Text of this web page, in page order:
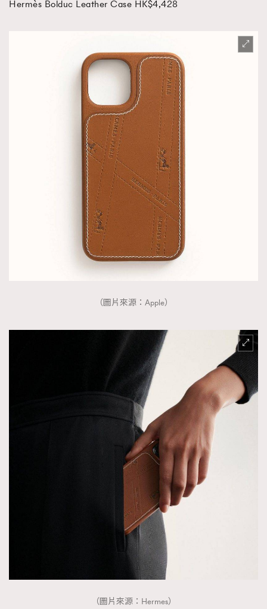
Hermès Bolduc Leather Case HK$4,428
（圖片來源：Apple）
（圖片來源：Hermes）